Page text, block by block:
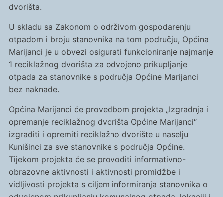
dvorišta.
U skladu sa Zakonom o održivom gospodarenju
otpadom i broju stanovnika na tom području, Općina
Marijanci je u obvezi osigurati funkcioniranje najmanje
1 reciklažnog dvorišta za odvojeno prikupljanje
otpada za stanovnike s područja Općine Marijanci
bez naknade.
Općina Marijanci će provedbom projekta „Izgradnja i
opremanje reciklažnog dvorišta Općine Marijanci“
izgraditi i opremiti reciklažno dvorište u naselju
Kunišinci za sve stanovnike s područja Općine.
Tijekom projekta će se provoditi informativno-
obrazovne aktivnosti i aktivnosti promidžbe i
vidljivosti projekta s ciljem informiranja stanovnika o